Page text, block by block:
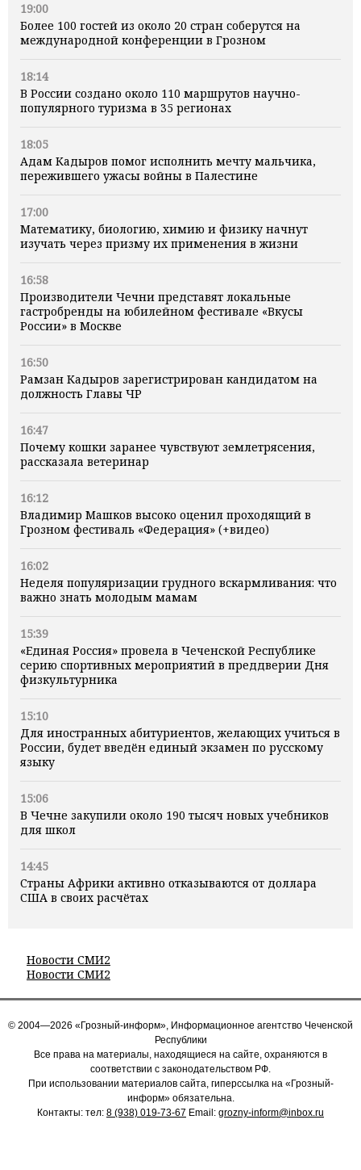
19:00
Более 100 гостей из около 20 стран соберутся на
международной конференции в Грозном
18:14
В России создано около 110 маршрутов научно-
популярного туризма в 35 регионах
18:05
Адам Кадыров помог исполнить мечту мальчика,
пережившего ужасы войны в Палестине
17:00
Математику, биологию, химию и физику начнут
изучать через призму их применения в жизни
16:58
Производители Чечни представят локальные
гастробренды на юбилейном фестивале «Вкусы
России» в Москве
16:50
Рамзан Кадыров зарегистрирован кандидатом на
должность Главы ЧР
16:47
Почему кошки заранее чувствуют землетрясения,
рассказала ветеринар
16:12
Владимир Машков высоко оценил проходящий в
Грозном фестиваль «Федерация» (+видео)
16:02
Неделя популяризации грудного вскармливания: что
важно знать молодым мамам
15:39
«Единая Россия» провела в Чеченской Республике
серию спортивных мероприятий в преддверии Дня
физкультурника
15:10
Для иностранных абитуриентов, желающих учиться в
России, будет введён единый экзамен по русскому
языку
15:06
В Чечне закупили около 190 тысяч новых учебников
для школ
14:45
Страны Африки активно отказываются от доллара
США в своих расчётах
Новости СМИ2
Новости СМИ2
© 2004—2026 «Грозный-информ», Информационное агентство Чеченской
Республики
Все права на материалы, находящиеся на сайте, охраняются в
соответствии с законодательством РФ.
При использовании материалов сайта, гиперссылка на «Грозный-
информ» обязательна.
Контакты: тел: 8 (938) 019-73-67 Email: grozny-inform@inbox.ru